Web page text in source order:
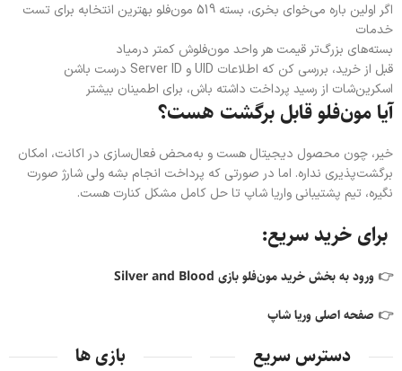
اگر اولین باره می‌خوای بخری، بسته 519 مون‌فلو بهترین انتخابه برای تست
خدمات
بسته‌های بزرگ‌تر قیمت هر واحد مون‌فلوش کمتر درمیاد
قبل از خرید، بررسی کن که اطلاعات UID و Server ID درست باشن
اسکرین‌شات از رسید پرداخت داشته باش، برای اطمینان بیشتر
آیا مون‌فلو قابل برگشت هست؟
خیر، چون محصول دیجیتال هست و به‌محض فعال‌سازی در اکانت، امکان
برگشت‌پذیری نداره. اما در صورتی که پرداخت انجام بشه ولی شارژ صورت
نگیره، تیم پشتیبانی واریا شاپ تا حل کامل مشکل کنارت هست.
برای خرید سریع:
👉 ورود به بخش خرید مون‌فلو بازی Silver and Blood
👉 صفحه اصلی وریا شاپ
دسترس سریع بازی ها